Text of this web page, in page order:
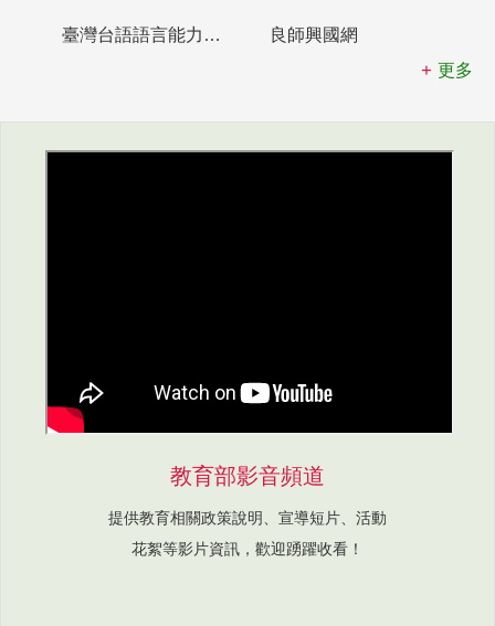
臺灣台語語言能力認證網站
良師興國網
更多
教育部影音頻道
提供教育相關政策說明、宣導短片、活動
花絮等影片資訊，歡迎踴躍收看！